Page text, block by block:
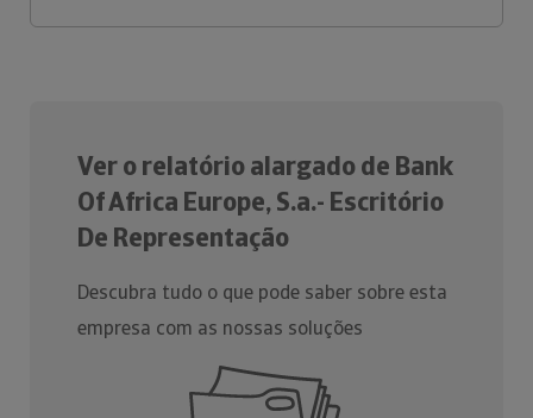
Ver o relatório alargado de Bank
Of Africa Europe, S.a.- Escritório
De Representação
Descubra tudo o que pode saber sobre esta
empresa com as nossas soluções